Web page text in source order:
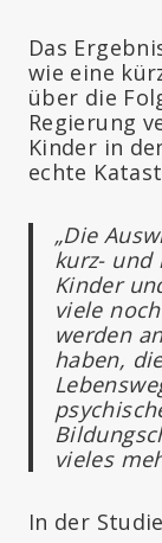
Das
wie eine
über die
Regierung
Kinder in
echte
„Die
kurz- und
Kinder
viele
werden
haben,
vieles
In der